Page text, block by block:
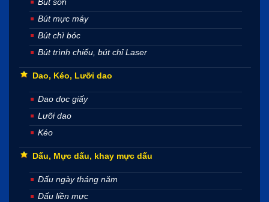
Bút mực máy
Bút chì bóc
Bút trình chiếu, bút chỉ Laser
Dao, Kéo, Lưỡi dao
Dao dọc giấy
Lưỡi dao
Kéo
Dấu, Mực dấu, khay mực dấu
Dấu ngày tháng năm
Dấu liền mực